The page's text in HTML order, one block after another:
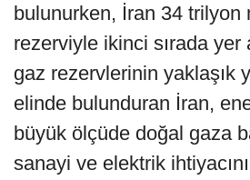
bulunurken, İran 34 trilyon
rezerviyle ikinci sırada yer
gaz rezervlerinin yaklaşık
elinde bulunduran İran,
büyük ölçüde doğal gaza
sanayi ve elektrik